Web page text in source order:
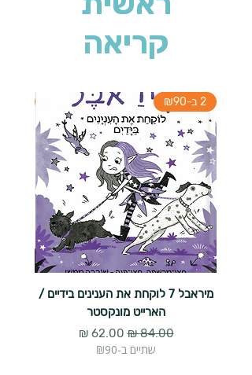
קריאה
2 ב-₪90
מיראבל 7 לוקחת את הענינים בידיים /
הארייט מונקסטר
מחיר רגיל‏84.00 ‏₪ מחיר מבצע
שתיים ב-₪90